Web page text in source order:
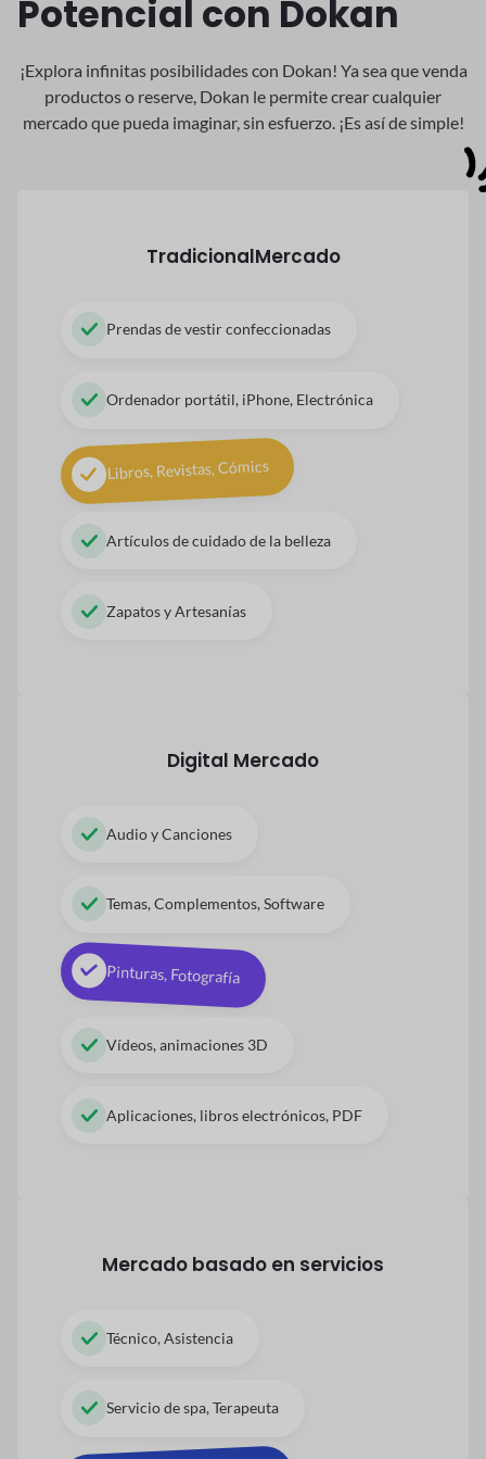
Potencial con Dokan
¡Explora infinitas posibilidades con Dokan! Ya sea que venda
productos o reserve, Dokan le permite crear cualquier
mercado que pueda imaginar, sin esfuerzo. ¡Es así de simple!
TradicionalMercado
Prendas de vestir confeccionadas
Ordenador portátil, iPhone, Electrónica
Libros, Revistas, Cómics
Artículos de cuidado de la belleza
Zapatos y Artesanías
Digital Mercado
Audio y Canciones
Temas, Complementos, Software
Pinturas, Fotografía
Vídeos, animaciones 3D
Aplicaciones, libros electrónicos, PDF
Mercado basado en servicios
Técnico, Asistencia
Servicio de spa, Terapeuta